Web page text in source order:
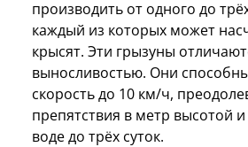
производить от одного до
каждый из которых может
крысят. Эти грызуны
выносливостью. Они
скорость до 10 км/ч,
препятствия в метр высотой
воде до трёх суток.